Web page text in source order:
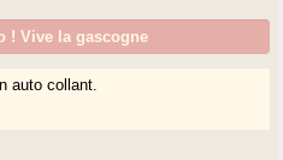
! Vive la gascogne
auto collant.